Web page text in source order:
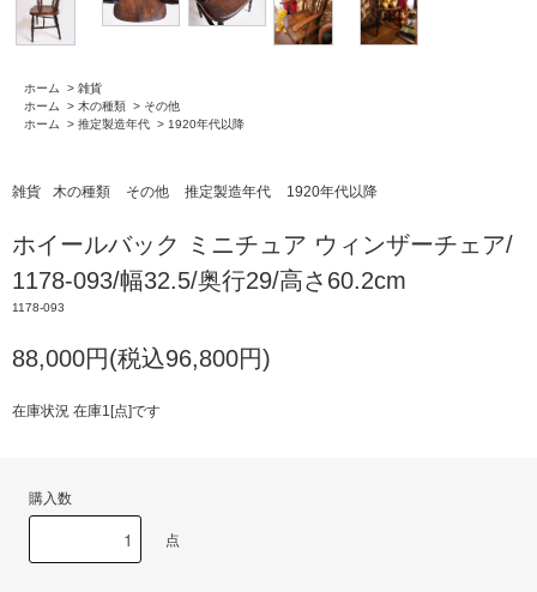
ホーム > 雑貨
ホーム
> 木の種類 > その他
ホーム
> 推定製造年代 > 1920年代以降
雑貨 木の種類 その他 推定製造年代 1920年代以降
ホイールバック ミニチュア ウィンザーチェア/
1178-093/幅32.5/奥行29/高さ60.2cm
1178-093
88,000円(税込96,800円)
在庫状況 在庫1[点]です
購入数
点